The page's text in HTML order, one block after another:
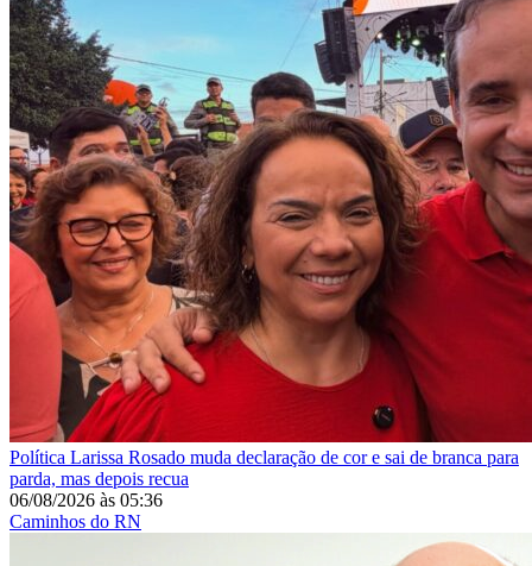
Política Larissa Rosado muda declaração de cor e sai de branca para
parda, mas depois recua
06/08/2026 às 05:36
Caminhos do RN